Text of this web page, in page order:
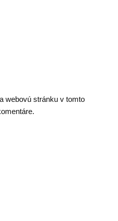
webovú stránku v tomto